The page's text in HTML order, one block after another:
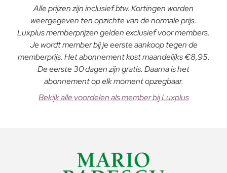
Alle prijzen zijn inclusief btw. Kortingen worden
weergegeven ten opzichte van de normale prijs.
Luxplus memberprijzen gelden exclusief voor members.
Je wordt member bij je eerste aankoop tegen de
memberprijs. Het abonnement kost maandelijks €8,95.
De eerste 30 dagen zijn gratis. Daarna is het
abonnement op elk moment opzegbaar.
Bekijk alle voordelen als member bij Luxplus